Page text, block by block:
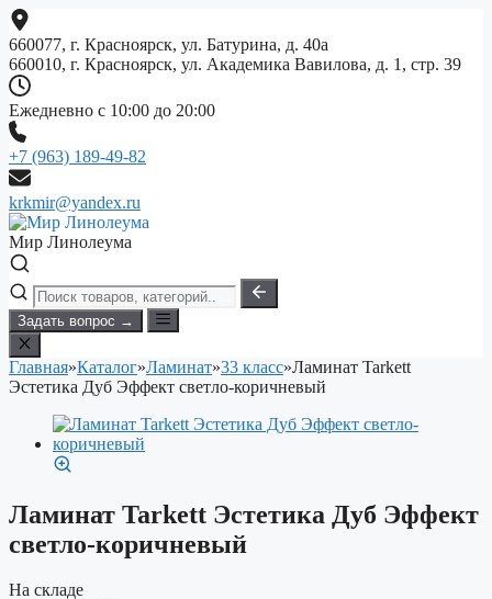
Перейти
к
содержимому
660077, г. Красноярск, ул. Батурина, д. 40а
660010, г. Красноярск, ул. Академика Вавилова, д. 1, стр. 39
Ежедневно с 10:00 до 20:00
+7 (963) 189-49-82
krkmir@yandex.ru
Мир Линолеума
Задать вопрос →
Главная»Каталог»Ламинат»33 класс»Ламинат Tarkett
Эстетика Дуб Эффект светло-коричневый
Ламинат Tarkett Эстетика Дуб Эффект
светло-коричневый
На складе